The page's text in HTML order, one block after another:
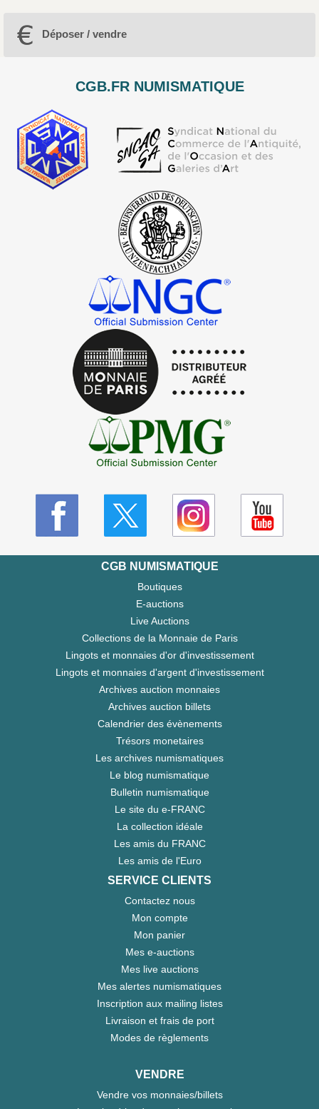
Déposer / vendre
CGB.FR NUMISMATIQUE
CGB NUMISMATIQUE
Boutiques
E-auctions
Live Auctions
Collections de la Monnaie de Paris
Lingots et monnaies d'or d'investissement
Lingots et monnaies d'argent d'investissement
Archives auction monnaies
Archives auction billets
Calendrier des évènements
Trésors monetaires
Les archives numismatiques
Le blog numismatique
Bulletin numismatique
Le site du e-FRANC
La collection idéale
Les amis du FRANC
Les amis de l'Euro
SERVICE CLIENTS
Contactez nous
Mon compte
Mon panier
Mes e-auctions
Mes live auctions
Mes alertes numismatiques
Inscription aux mailing listes
Livraison et frais de port
Modes de règlements
VENDRE
Vendre vos monnaies/billets